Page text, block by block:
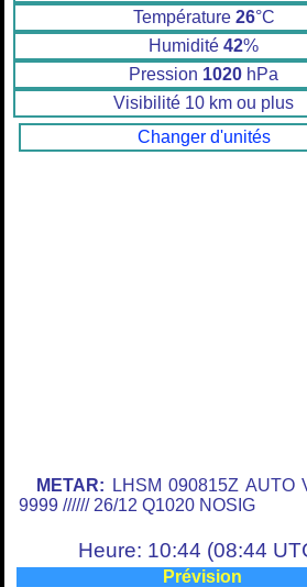
Température 26°C
Humidité 42%
Pression 1020 hPa
Visibilité 10 km ou plus
Changer d'unités
METAR: LHSM 090815Z AUTO
9999 ////// 26/12 Q1020 NOSIG
Heure: 10:44 (08:44
Prévision